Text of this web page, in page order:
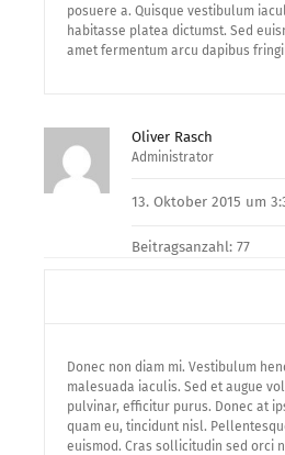
posuere a. Quisque vestibulum
habitasse platea dictumst. Sed
amet fermentum arcu dapibus
Oliver Rasch
Administrator
13. Oktober 2015 um
Beitragsanzahl: 77
Donec non diam mi. Vestibulum
malesuada iaculis. Sed et augue
pulvinar, efficitur purus. Donec at
quam eu, tincidunt nisl.
euismod. Cras sollicitudin sed orci